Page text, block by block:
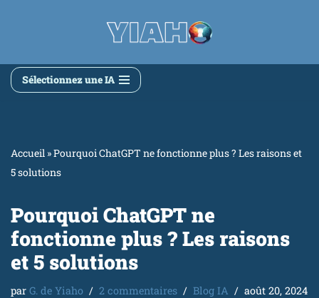
contenu
Sélectionnez une IA
Accueil »Pourquoi ChatGPT ne fonctionne plus ? Les raisons et
5 solutions
Pourquoi ChatGPT ne
fonctionne plus ? Les raisons
et 5 solutions
par G. de Yiaho 2 commentaires Blog IA août 20, 2024